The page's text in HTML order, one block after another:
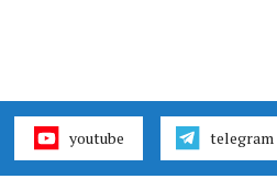
youtube telegram